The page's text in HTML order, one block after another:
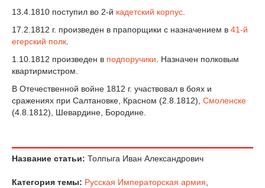
13.4.1810 поступил во 2-й кадетский корпус
17.2.1812 г. произведен в прапорщики с назначением в 41-й
егерский полк
1.10.1812 произведен в подпоручики . Назначен полковым
квартирмистром.
В Отечественной войне 1812 г. участвовал в боях и
сражениях при Салтановке, Красном (2.8.1812), Смоленске
(4.8.1812), Шевардине, Бородине.
Название статьи: Толпыга Иван Александрович
Категория темы: Русская Императорская армия,